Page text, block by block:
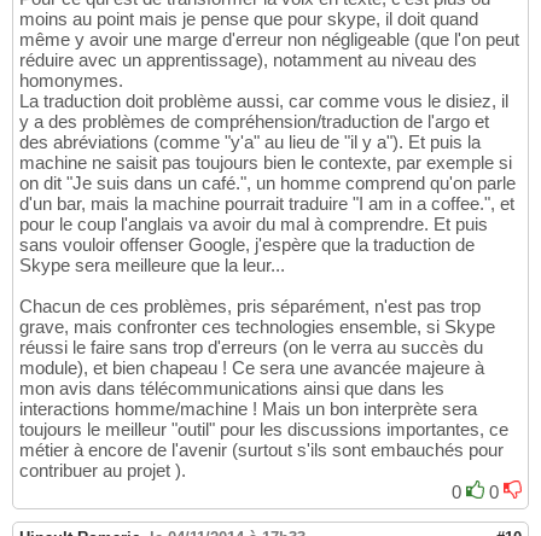
moins au point mais je pense que pour skype, il doit quand
même y avoir une marge d'erreur non négligeable (que l'on peut
réduire avec un apprentissage), notamment au niveau des
homonymes.
La traduction doit problème aussi, car comme vous le disiez, il
y a des problèmes de compréhension/traduction de l'argo et
des abréviations (comme "y'a" au lieu de "il y a"). Et puis la
machine ne saisit pas toujours bien le contexte, par exemple si
on dit "Je suis dans un café.", un homme comprend qu'on parle
d'un bar, mais la machine pourrait traduire "I am in a coffee.", et
pour le coup l'anglais va avoir du mal à comprendre. Et puis
sans vouloir offenser Google, j'espère que la traduction de
Skype sera meilleure que la leur...
Chacun de ces problèmes, pris séparément, n'est pas trop
grave, mais confronter ces technologies ensemble, si Skype
réussi le faire sans trop d'erreurs (on le verra au succès du
module), et bien chapeau ! Ce sera une avancée majeure à
mon avis dans télécommunications ainsi que dans les
interactions homme/machine ! Mais un bon interprète sera
toujours le meilleur "outil" pour les discussions importantes, ce
métier à encore de l'avenir (surtout s'ils sont embauchés pour
contribuer au projet ).
0
0